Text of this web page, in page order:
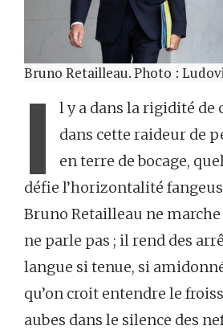
Bruno Retailleau. Photo :
I
l y a dans la rigidité de
dans cette raideur de
en terre de bocage,
défie l’horizontalité
Bruno Retailleau ne
ne parle pas ; il rend des
langue si tenue, si
qu’on croit entendre le
aubes dans le silence des